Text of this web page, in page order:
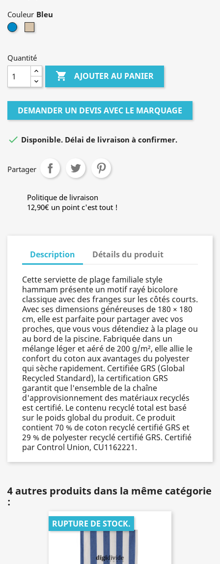
Couleur
Bleu
Quantité
 AJOUTER AU PANIER
DEMANDER UN DEVIS AVEC LE MARQUAGE
 Disponible. Délai de livraison à confirmer.
Partager
Politique de livraison
12,90€ un point c'est tout !
Description Détails du produit
Cette serviette de plage familiale style
hammam présente un motif rayé bicolore
classique avec des franges sur les côtés courts.
Avec ses dimensions généreuses de 180 × 180
cm, elle est parfaite pour partager avec vos
proches, que vous vous détendiez à la plage ou
au bord de la piscine. Fabriquée dans un
mélange léger et aéré de 200 g/m², elle allie le
confort du coton aux avantages du polyester
qui sèche rapidement. Certifiée GRS (Global
Recycled Standard), la certification GRS
garantit que l'ensemble de la chaîne
d'approvisionnement des matériaux recyclés
est certifié. Le contenu recyclé total est basé
sur le poids global du produit. Ce produit
contient 70 % de coton recyclé certifié GRS et
29 % de polyester recyclé certifié GRS. Certifié
par Control Union, CU1162221.
4 autres produits dans la même catégorie
:
RUPTURE DE STOCK.